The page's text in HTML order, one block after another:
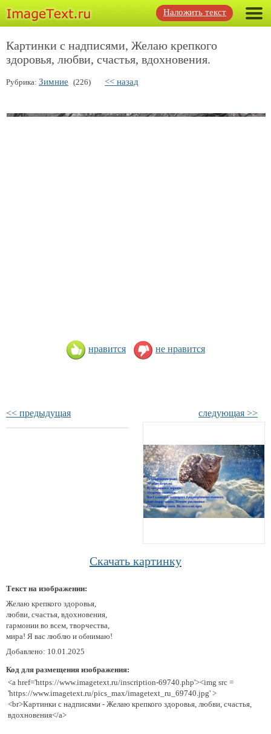
Наложить текст
Картинки с надписями, Желаю крепкого
здоровья, любви, счастья, вдохновения.
Рубрика: Зимние (226) << назад
нравится не нравится
<< предыдущая следующая >>
Скачать картинку
Текст на изображении:
Желаю крепкого здоровья,
любви, счастья, вдохновения,
гармонии во всем, творчества,
мира! Я вас люблю и обнимаю!
Добавлено: 10.01.2025
Код для размещения изображения:
<a href='https://www.imagetext.ru/inscription-69740.php'><img src =
'https://www.imagetext.ru/pics_max/imagetext_ru_69740.jpg' >
<br>Картинки с надписями - Желаю крепкого здоровья, любви, счастья,
вдохновения</a>